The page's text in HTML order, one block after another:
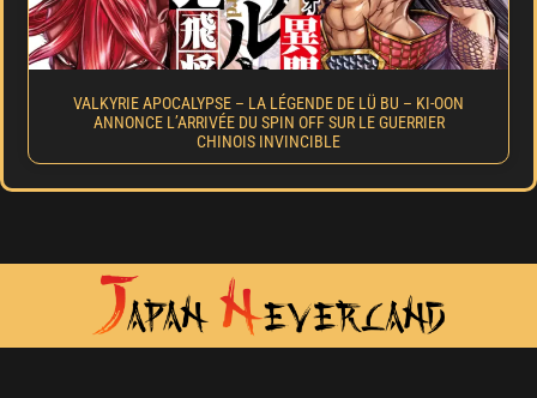
VALKYRIE APOCALYPSE – LA LÉGENDE DE LÜ BU – KI-OON
ANNONCE L’ARRIVÉE DU SPIN OFF SUR LE GUERRIER
CHINOIS INVINCIBLE